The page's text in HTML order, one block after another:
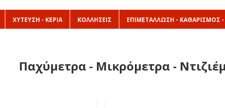
ΧΥΤΕΥΣΗ - ΚΕΡΙΑ ΚΟΛΛΗΣΕΙΣ ΕΠΙΜΕΤΑΛΛΩΣΗ - ΚΑΘΑΡΙΣΜΟΣ
Παχύμετρα - Μικρόμετρα -